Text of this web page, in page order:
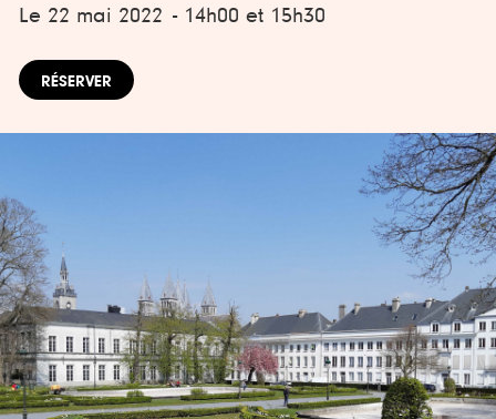
Le 22 mai 2022 - 14h00 et 15h30
RÉSERVER